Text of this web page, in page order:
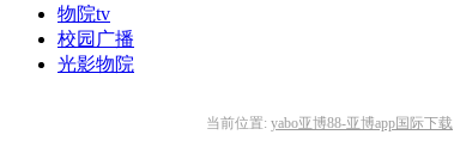
物院tv
校园广播
光影物院
当前位置: yabo亚博88-亚博app国际下载